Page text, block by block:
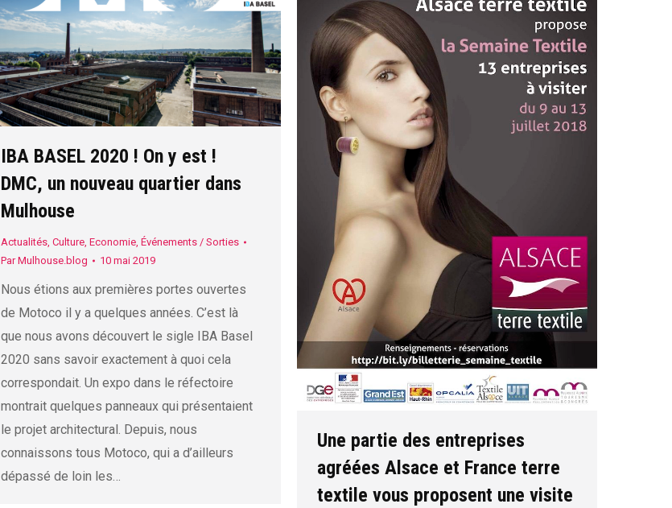
IBA BASEL 2020 ! On y est !
DMC, un nouveau quartier dans
Mulhouse
Actualités, Culture, Economie, Événements / Sorties
ParMulhouse.blog 10 mai 2019
Nous étions aux premières portes ouvertes
de Motoco il y a quelques années. C’est là
que nous avons découvert le sigle IBA Basel
2020 sans savoir exactement à quoi cela
correspondait. Un expo dans le réfectoire
montrait quelques panneaux qui présentaient
le projet architectural. Depuis, nous
connaissons tous Motoco, qui a d’ailleurs
dépassé de loin les…
Une partie des entreprises
agréées Alsace et France terre
textile vous proposent une visite